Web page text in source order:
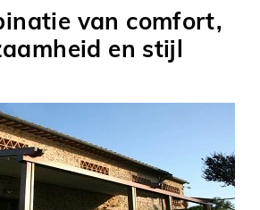
van comfort,
en stijl